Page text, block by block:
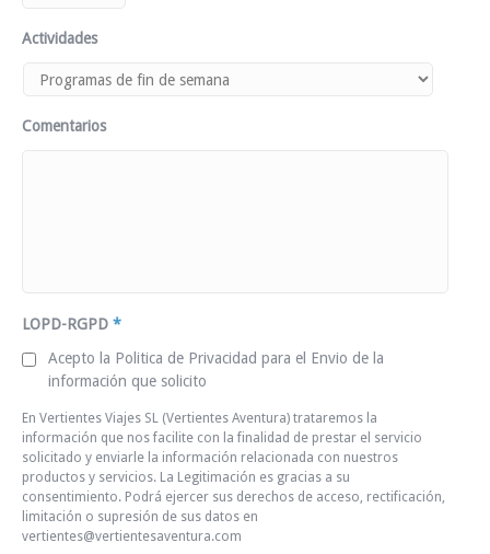
Actividades
Comentarios
LOPD-RGPD *
Acepto la Politica de Privacidad para el Envio de la
información que solicito
En Vertientes Viajes SL (Vertientes Aventura) trataremos la
información que nos facilite con la finalidad de prestar el servicio
solicitado y enviarle la información relacionada con nuestros
productos y servicios. La Legitimación es gracias a su
consentimiento. Podrá ejercer sus derechos de acceso, rectificación,
limitación o supresión de sus datos en
vertientes@vertientesaventura.com